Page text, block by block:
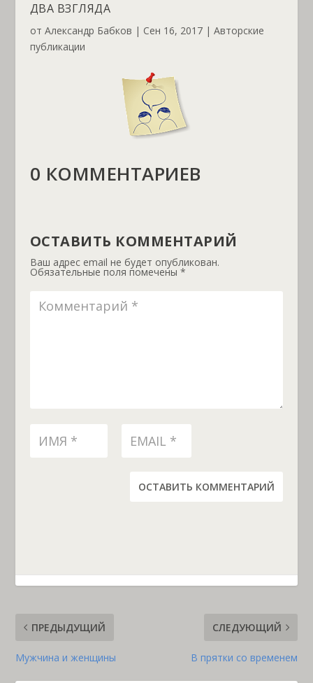
ДВА ВЗГЛЯДА
от Александр Бабков | Сен 16, 2017| Авторские
публикации
0 КОММЕНТАРИЕВ
ОСТАВИТЬ КОММЕНТАРИЙ
Ваш адрес email не будет опубликован.
Обязательные поля помечены *
ОСТАВИТЬ КОММЕНТАРИЙ
ПРЕДЫДУЩИЙ
Мужчина и женщины
СЛЕДУЮЩИЙ
В прятки со временем